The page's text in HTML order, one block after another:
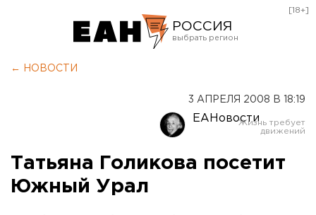
РОССИЯ
Оренбург
[18+]
← НОВОСТИ
3 АПРЕЛЯ 2008 В 18:19
ЕАНовости
Татьяна Голикова посетит
Южный Урал